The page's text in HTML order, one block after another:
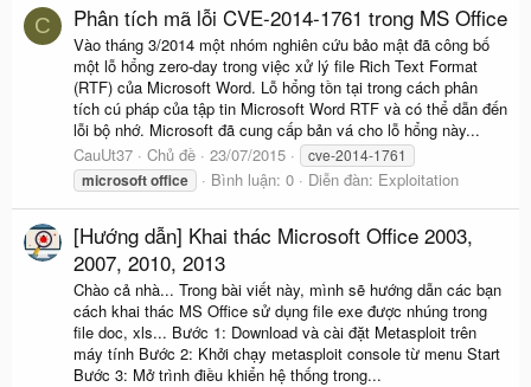
C Phân tích mã lỗi CVE-2014-1761 trong MS Office
Vào tháng 3/2014 một nhóm nghiên cứu bảo mật đã công bố
một lỗ hổng zero-day trong việc xử lý file Rich Text Format
(RTF) của Microsoft Word. Lỗ hổng tồn tại trong cách phân
tích cú pháp của tập tin Microsoft Word RTF và có thể dẫn đến
lỗi bộ nhớ. Microsoft đã cung cấp bản vá cho lỗ hổng này...
CauUt37
Chủ đề 23/07/2015 cve-2014-1761
microsoftoffice Bình luận: 0 Diễn đàn: Exploitation
[Hướng dẫn] Khai thác Microsoft Office 2003,
2007, 2010, 2013
Chào cả nhà... Trong bài viết này, mình sẽ hướng dẫn các bạn
cách khai thác MS Office sử dụng file exe được nhúng trong
file doc, xls... Bước 1: Download và cài đặt Metasploit trên
máy tính Bước 2: Khởi chạy metasploit console từ menu Start
Bước 3: Mở trình điều khiển hệ thống trong...